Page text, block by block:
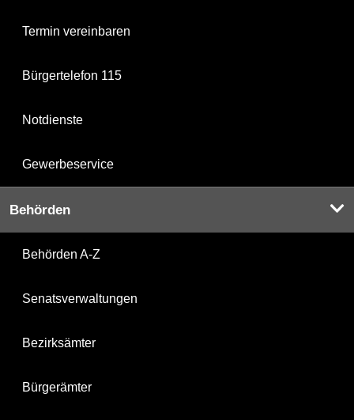
Termin vereinbaren
Bürgertelefon 115
Notdienste
Gewerbeservice
Behörden
Behörden A-Z
Senatsverwaltungen
Bezirksämter
Bürgerämter